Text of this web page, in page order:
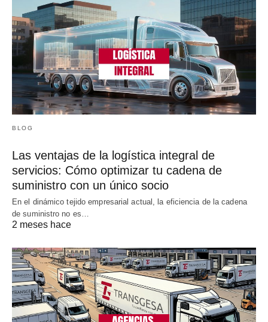
BLOG
Las ventajas de la logística integral de
servicios: Cómo optimizar tu cadena de
suministro con un único socio
En el dinámico tejido empresarial actual, la eficiencia de la cadena
de suministro no es…
2 meses hace